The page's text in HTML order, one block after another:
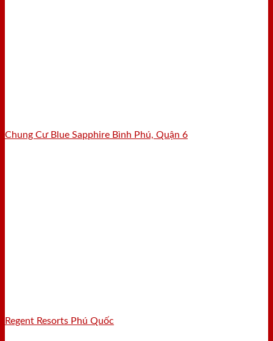
Chung Cư Blue Sapphire Bình Phú, Quận 6
Regent Resorts Phú Quốc